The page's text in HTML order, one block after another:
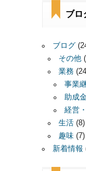
ブ
ブログ
その他
業務
事業
助成
経営
生活(8)
趣味(7)
新着情報